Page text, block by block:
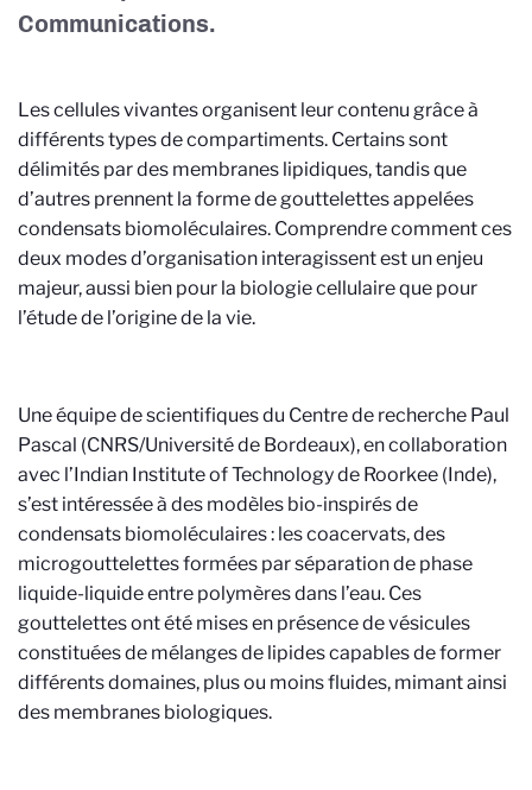
Communications.
Les cellules vivantes organisent leur contenu grâce à
différents types de compartiments. Certains sont
délimités par des membranes lipidiques, tandis que
d’autres prennent la forme de gouttelettes appelées
condensats biomoléculaires. Comprendre comment ces
deux modes d’organisation interagissent est un enjeu
majeur, aussi bien pour la biologie cellulaire que pour
l’étude de l’origine de la vie.
Une équipe de scientifiques du Centre de recherche Paul
Pascal (CNRS/Université de Bordeaux), en collaboration
avec l’Indian Institute of Technology de Roorkee (Inde),
s’est intéressée à des modèles bio-inspirés de
condensats biomoléculaires : les coacervats, des
microgouttelettes formées par séparation de phase
liquide-liquide entre polymères dans l’eau. Ces
gouttelettes ont été mises en présence de vésicules
constituées de mélanges de lipides capables de former
différents domaines, plus ou moins fluides, mimant ainsi
des membranes biologiques.